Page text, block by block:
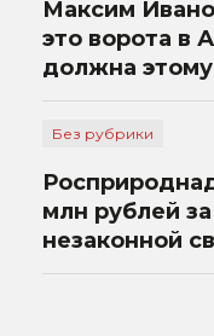
Максим
это ворота в
должна этому
Без рубрики
млн рублей
незаконной